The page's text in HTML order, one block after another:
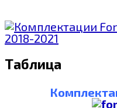
Таблица